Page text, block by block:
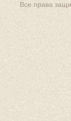
Все права